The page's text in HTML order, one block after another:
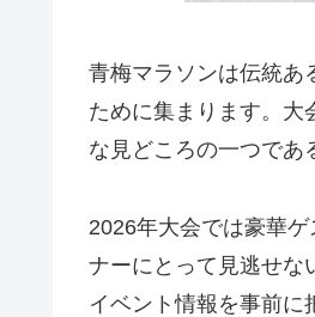
青梅マラソンは伝統あ
ために集まります。大
な見どころの一つであ
2026年大会では豪華
ナーにとって見逃せな
イベント情報を事前に